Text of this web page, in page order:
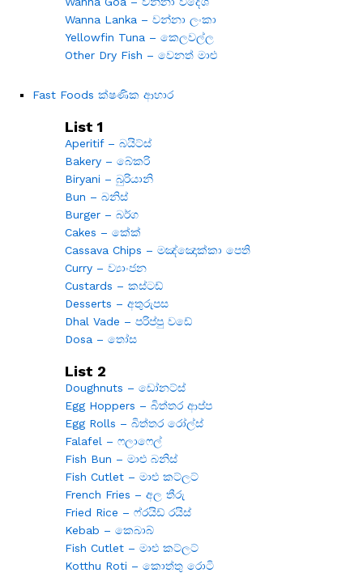
Wanna Lanka – වන්නා ලංකා
Yellowfin Tuna – කෙලවල්ල
Other Dry Fish – වෙනත් මාළු
Fast Foods ක්ෂණික ආහාර
List 1
Aperitif – බයිට්ස්
Bakery – බේකරි
Biryani – බුරියානි
Bun – බනිස්
Burger – බර්ග
Cakes – කේක්
Cassava Chips – මඤ්ඤොක්කා පෙති
Curry – ව්‍යාංජන
Custards – කස්ටඩ්
Desserts – අතුරුපස
Dhal Vade – පරිප්පු වඩේ
Dosa – තෝස
List 2
Doughnuts – ඩෝනට්ස්
Egg Hoppers – බිත්තර ආප්ප
Egg Rolls – බිත්තර රෝල්ස්
Falafel – ෆලාෆෙල්
Fish Bun – මාළු බනිස්
Fish Cutlet – මාළු කට්ලට්
French Fries – අල තීරු
Fried Rice – ෆ්රයිඩ් රයිස්
Kebab – කෙබාබ්
Fish Cutlet – මාළු කට්ලට්
Kotthu Roti – කොත්තු රොටි